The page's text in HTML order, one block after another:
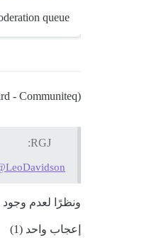
queue
- Communiteq)
RGJ:
ونظرًا لعدم
إعجاب واحد (1)